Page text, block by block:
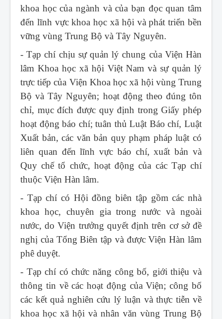
khoa học của ngành và của bạn đọc quan tâm
đến lĩnh vực khoa học xã hội và phát triển bền
vững vùng Trung Bộ và Tây Nguyên.
- Tạp chí chịu sự quản lý chung của Viện Hàn
lâm Khoa học xã hội Việt Nam và sự quản lý
trực tiếp của Viện Khoa học xã hội vùng Trung
Bộ và Tây Nguyên; hoạt động theo đúng tôn
chỉ, mục đích được quy định trong Giấy phép
hoạt động báo chí; tuân thủ Luật Báo chí, Luật
Xuất bản, các văn bản quy phạm pháp luật có
liên quan đến lĩnh vực báo chí, xuất bản và
Quy chế tổ chức, hoạt động của các Tạp chí
thuộc Viện Hàn lâm.
- Tạp chí có Hội đồng biên tập gồm các nhà
khoa học, chuyên gia trong nước và ngoài
nước, do Viện trưởng quyết định trên cơ sở đề
nghị của Tổng Biên tập và được Viện Hàn lâm
phê duyệt.
- Tạp chí có chức năng công bố, giới thiệu và
thông tin về các hoạt động của Viện; công bố
các kết quả nghiên cứu lý luận và thực tiễn về
khoa học xã hội và nhân văn vùng Trung Bộ